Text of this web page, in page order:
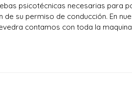
psicotécnicas necesarias para
de su permiso de conducción. En
contamos con toda la
tipos de licencias c...